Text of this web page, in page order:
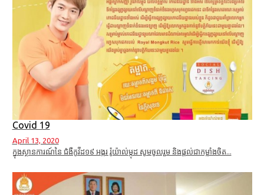
Covid 19
April 13, 2020
ក្នុងស្ថានការណ៍នៃ ជំងឺកូវីដ១៩ អង្ករ រ៉ូយ៉ាល់ម្កុដ សូមចូលរួម និងផ្តល់ជាកម្លាំងចិត...